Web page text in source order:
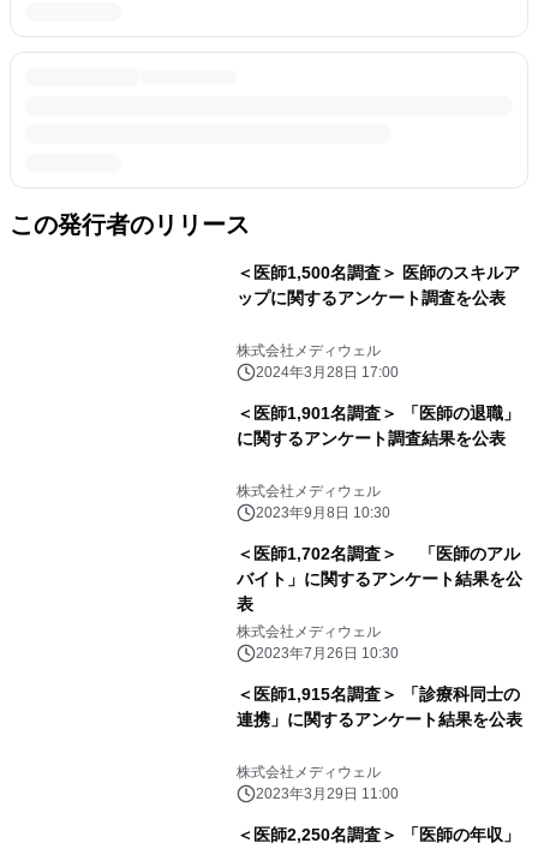
この発行者のリリース
＜医師1,500名調査＞ 医師のスキルア
ップに関するアンケート調査を公表
株式会社メディウェル
2024年3月28日 17:00
＜医師1,901名調査＞ 「医師の退職」
に関するアンケート調査結果を公表
株式会社メディウェル
2023年9月8日 10:30
＜医師1,702名調査＞ 「医師のアル
バイト」に関するアンケート結果を公
表
株式会社メディウェル
2023年7月26日 10:30
＜医師1,915名調査＞ 「診療科同士の
連携」に関するアンケート結果を公表
株式会社メディウェル
2023年3月29日 11:00
＜医師2,250名調査＞ 「医師の年収」